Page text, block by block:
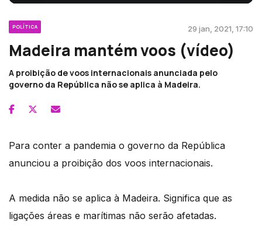
POLÍTICA 29 jan, 2021, 17:10
Madeira mantém voos (vídeo)
A proibição de voos internacionais anunciada pelo
governo da República não se aplica à Madeira.
Para conter a pandemia o governo da República
anunciou a proibição dos voos internacionais.
A medida não se aplica à Madeira. Significa que as
ligações áreas e marítimas não serão afetadas.